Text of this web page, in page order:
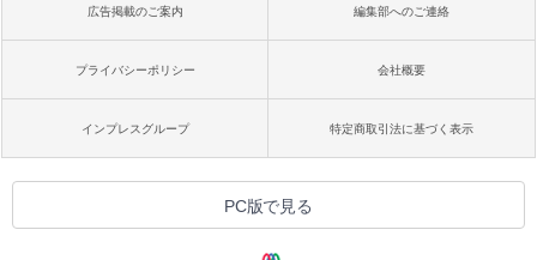
広告掲載のご案内 編集部へのご連絡
プライバシーポリシー 会社概要
インプレスグループ 特定商取引法に基づく表示
PC版で見る